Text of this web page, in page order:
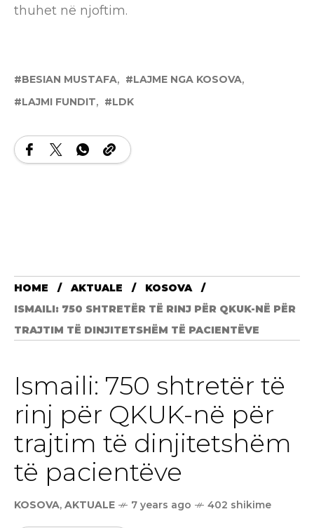
thuhet në njoftim.
BESIAN MUSTAFA
LAJME NGA KOSOVA
LAJMI FUNDIT
LDK
HOME AKTUALE
KOSOVA
ISMAILI: 750 SHTRETËR TË RINJ PËR QKUK-NË PËR
TRAJTIM TË DINJITETSHËM TË PACIENTËVE
Ismaili: 750 shtretër të
rinj për QKUK-në për
trajtim të dinjitetshëm
të pacientëve
KOSOVA, AKTUALE 7 years ago 402 shikime